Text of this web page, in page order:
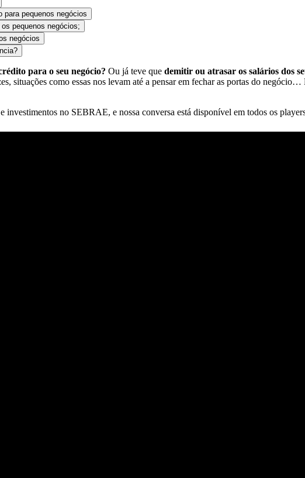
pequenos negócios
pequenos negócios;
negócios
para o seu negócio? Ou já teve que demitir ou atrasar os salários dos
situações como essas nos levam até a pensar em fechar as portas do
investimentos no SEBRAE, e nossa conversa está disponível em todos os